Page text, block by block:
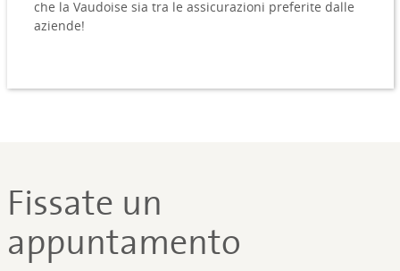
che la Vaudoise sia tra le assicurazioni preferite dalle
aziende!
Fissate un
appuntamento